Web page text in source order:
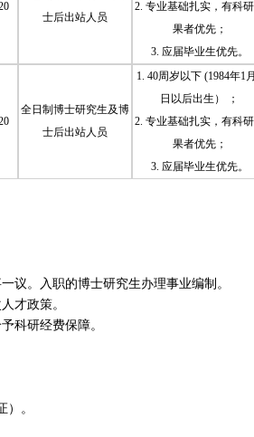
士后出站人员
2. 专业基础扎实，有科
果者优先；
3. 应届毕业生优先。
全日制博士研究生及博
士后出站人员
1. 40周岁以下 (1984年1
日以后出生） ；
2. 专业基础扎实，有科
果者优先；
3. 应届毕业生优先。
议。入职的博士研究生办理事业编制。
才政策。
科研经费保障。
。